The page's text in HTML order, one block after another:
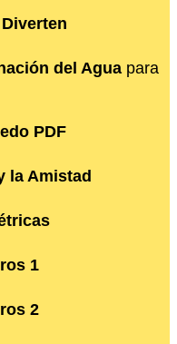
del Agua para
PDF
la Amistad
1
2